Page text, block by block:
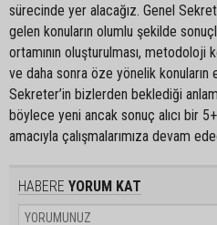
sürecinde yer alacağız. Genel
gelen konuların olumlu şekilde
ortamının oluşturulması, metodoloji
ve daha sonra öze yönelik konuların
Sekreter’in bizlerden beklediği
böylece yeni ancak sonuç alıcı bir
amacıyla çalışmalarımıza devam
HABERE YORUM KAT